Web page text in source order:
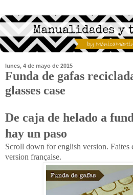
lunes, 4 de mayo de 2015
Funda de gafas
glasses case
De caja de helado a
hay un paso
Scroll down for english version. Faites
version française.